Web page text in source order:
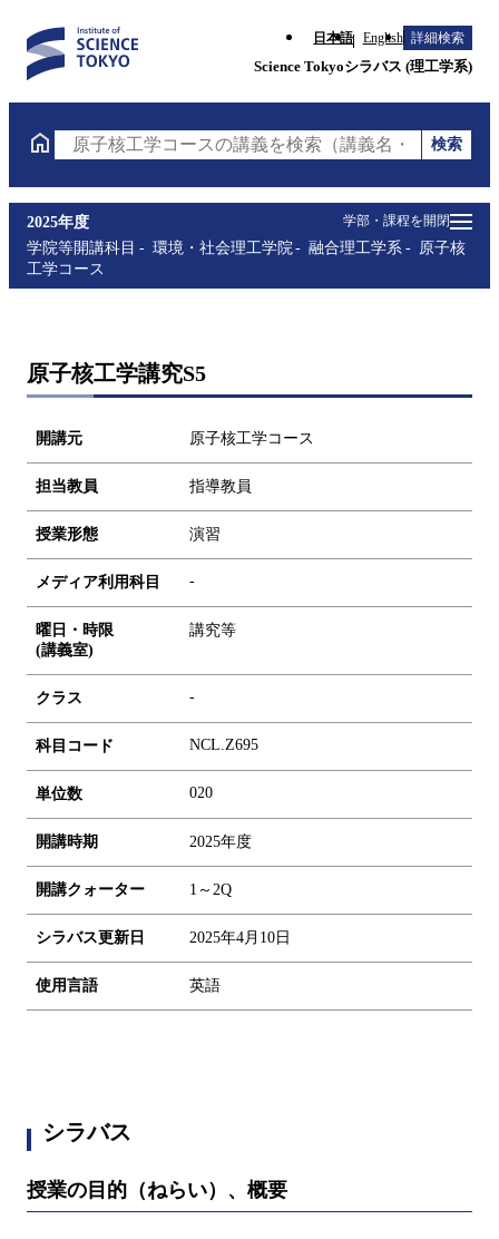
日本語 English 詳細検索
Science Tokyoシラバス (理工学系)
原子核工学コースの講義を検索（講義名・科目コード
検索
学部・課程を開閉
2025年度
学院等開講科目
環境・社会理工学院 融合理工学系
原子核
工学コース
原子核工学講究S5
開講元 原子核工学コース
担当教員 指導教員
授業形態 演習
メディア利用科目 -
曜日・時限
(講義室)
講究等
クラス -
科目コード NCL.Z695
単位数 020
開講時期 2025年度
開講クォーター 1～2Q
シラバス更新日 2025年4月10日
使用言語 英語
シラバス
授業の目的（ねらい）、概要